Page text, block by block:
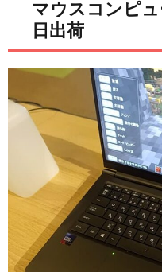
マウスコンピ
日出荷